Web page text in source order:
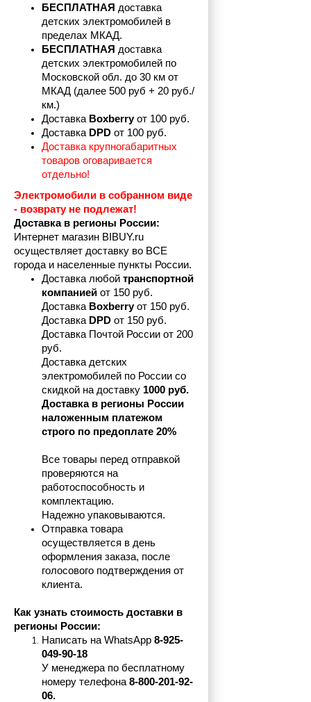
БЕСПЛАТНАЯ доставка
детских электромобилей в
пределах МКАД.
БЕСПЛАТНАЯ доставка
детских электромобилей по
Московской обл. до 30 км от
МКАД (далее 500 руб + 20 руб./
км.)
Доставка Boxberry от 100 руб.
Доставка DPD от 100 руб.
Доставка крупногабаритных
товаров оговаривается
отдельно!
Электромобили в собранном виде
- возврату не подлежат!
Доставка в регионы России:
Интернет магазин BIBUY.ru
осуществляет доставку во ВСЕ
города и населенные пункты России.
Доставка любой транспортной
компанией от 150 руб.
Доставка Boxberry от 150 руб.
Доставка DPD от 150 руб.
Доставка Почтой России от 200
руб.
Доставка детских
электромобилей по России со
скидкой на доставку 1000 руб.
Доставка в регионы России
наложенным платежом
строго по предоплате 20%
Все товары перед отправкой
проверяются на
работоспособность и
комплектацию.
Надежно упаковываются.
Отправка товара
осуществляется в день
оформления заказа, после
голосового подтверждения от
клиента.
Как узнать стоимость доставки в
регионы России:
Написать на WhatsApp 8-925-
049-90-18
У менеджера по бесплатному
номеру телефона 8-800-201-92-
06.